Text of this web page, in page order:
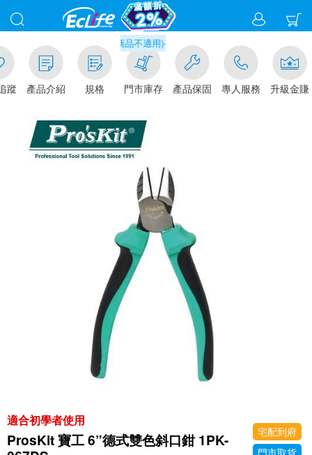
蹤 產品介紹 規格
元門市取貨現折1%(部分商品不適用)-請點我看
門市庫存 產品保固 專人服務 升級金賺
適合初學者使用
ProsKit 寶工 6”德式雙色斜口鉗 1PK-
宅配到府
門市取貨